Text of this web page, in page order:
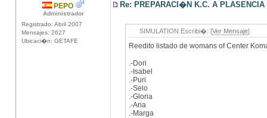
PEPO
Administrador
Registrado: Abril 2007
Mensajes: 2627
Ubicaci�n: GETAFE
Re: PREPARACI�N K.C. A PLASENCIA
SIMULATION Escribi�: [Ver Mensaje]
Reedito listado de womans of Center
.-Dori
.-Isabel
.-Puri
.-Selo
.-Gloria
.-Ana
.-Marga